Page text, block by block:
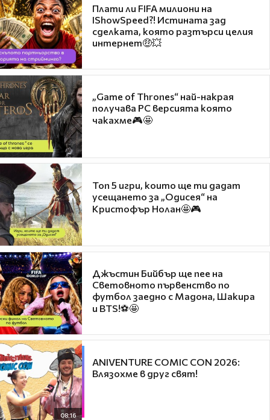
Плати ли FIFA милиони на
IShowSpeed?! Истината зад
сделката, която разтърси целия
интернет🤑💥
„Game of Thrones“ най-накрая
получава PC версията която
чакахме🎮🤩
Топ 5 игри, които ще ти дадат
усещането за „Одисея“ на
Кристофър Нолан🤩🎮
Джъстин Бийбър ще пее на
Световното първенство по
футбол заедно с Мадона, Шакира
и BTS!⚽🤩
08:16
ANIVENTURE COMIC CON 2026:
Влязохме в друг свят!